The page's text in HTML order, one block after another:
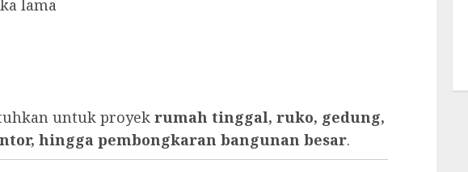
lama
untuk proyek rumah tinggal, ruko, gedung,
hingga pembongkaran bangunan besar.